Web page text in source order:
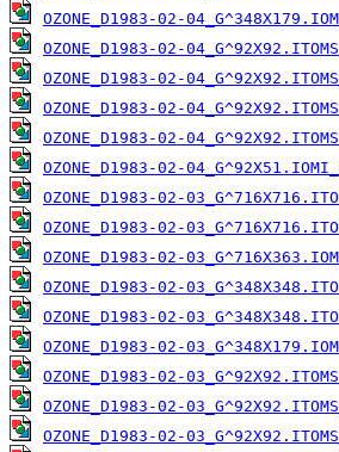
OZONE_D1983-02-
OZONE_D1983-02-
OZONE_D1983-02-
OZONE_D1983-02-
OZONE_D1983-02-
OZONE_D1983-02-
OZONE_D1983-02-
OZONE_D1983-02-
OZONE_D1983-02-
OZONE_D1983-02-
OZONE_D1983-02-
OZONE_D1983-02-
OZONE_D1983-02-
OZONE_D1983-02-
OZONE_D1983-02-